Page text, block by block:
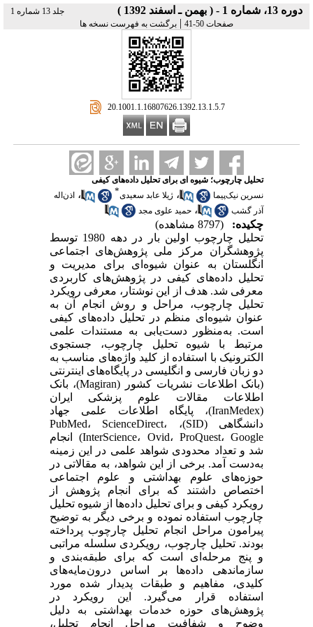
دوره 13، شماره 1 - ( بهمن ـ اسفند 1392 )
جلد 13 شماره 1
صفحات 50-41
| برگشت به فهرست نسخه ها
‎ 20.1001.1.16807626.1392.13.1.5.7
تحلیل چارچوب؛ شیوه ای برای تحلیل داده‌های کیفی
نسرین نیک‌پیما
، ژیلا عابد سعیدی* ، اذن‌اله
آذر گشب
، حمید علوی مجد
چکیده:
(8797 مشاهده)
تحلیل چارچوب اولین بار در دهه 1980 توسط
پژوهشگران مرکز ملی پژوهش‌های اجتماعی
انگلستان به عنوان شیوه‌ای برای مدیریت و
تحلیل داده‌های کیفی در پژوهش‌های کاربردی
معرفی شد. هدف از این نوشتار، معرفی رویکرد
تحلیل چارچوب، مراحل و روش انجام آن به
عنوان شیوه‌ای منظم در تحلیل داده‌های کیفی
است. به‌منظور دست‌یابی به مستندات علمی
مرتبط با شیوه تحلیل چارچوب، جستجوی
الکترونیک با استفاده از کلید واژه‌های مناسب به
دو زبان فارسی و انگلیسی در پایگاه‌های اینترنتی
(بانک اطلاعات نشریات کشور (Magiran)، بانک
اطلاعات مقالات علوم پزشکی ایران
(IranMedex)، پایگاه اطلاعات علمی جهاد
دانشگاهی (SID)، PubMed، ScienceDirect،
InterScience، Ovid، ProQuest، Google) انجام
شد و تعداد محدودی شواهد علمی در این زمینه
به‌دست آمد. برخی از این شواهد، به مقالاتی در
حوزه‌های علوم بهداشتی و علوم اجتماعی
اختصاص داشتند که برای انجام پژوهش از
رویکرد کیفی و برای تحلیل داده‌ها از شیوه تحلیل
چارچوب استفاده نموده و برخی دیگر به توضیح
پیرامون مراحل انجام تحلیل چارچوب پرداخته
بودند. تحلیل چارچوب، رویکردی سلسله مراتبی
و پنج مرحله‌ای است که برای طبقه‌‌بندی و
سازماندهی داده‌ها بر اساس درون‌مایه‌های
کلیدی، مفاهیم و طبقات پدیدار شده مورد
استفاده قرار می‌گیرد. این رویکرد در
پژوهش‌های حوزه خدمات بهداشتی به دلیل
وضوح و شفافیت مراحل انجام تحلیل،